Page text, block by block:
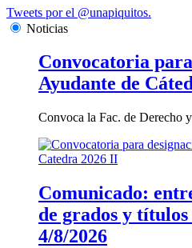
Tweets por el @unapiquitos.
Noticias
Convocatoria
Ayudante de
Convoca la Fac. de Derecho
Comunicado:
de grados y títulos
4/8/2026